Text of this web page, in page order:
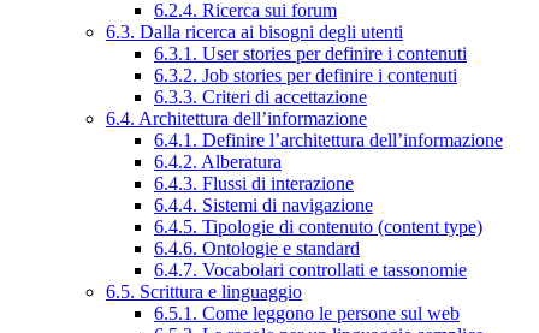
6.2.4. Ricerca sui forum
6.3. Dalla ricerca ai bisogni degli utenti
6.3.1. User stories per definire i contenuti
6.3.2. Job stories per definire i contenuti
6.3.3. Criteri di accettazione
6.4. Architettura dell’informazione
6.4.1. Definire l’architettura dell’informazione
6.4.2. Alberatura
6.4.3. Flussi di interazione
6.4.4. Sistemi di navigazione
6.4.5. Tipologie di contenuto (content type)
6.4.6. Ontologie e standard
6.4.7. Vocabolari controllati e tassonomie
6.5. Scrittura e linguaggio
6.5.1. Come leggono le persone sul web